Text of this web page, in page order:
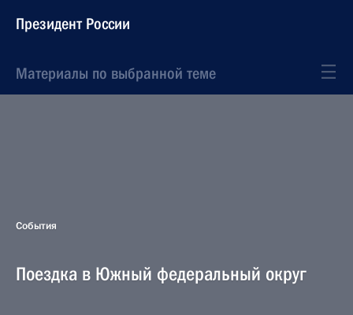
Президент России
Материалы по выбранной теме
События
Поездка в Южный федеральный округ